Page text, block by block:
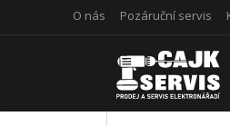
O nás Pozáruční servis